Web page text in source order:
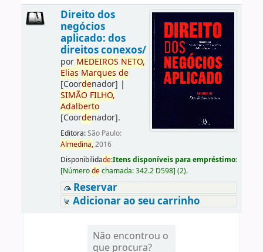
Direito dos
negócios
aplicado: dos
direitos conexos/
por MEDEIROS NETO,
Elias Marques de
[Coordenador] |
SIMÃO FILHO,
Adalberto
[Coordenador].
Editora:São Paulo:
Almedina,2016
Disponibilidade:Itens disponíveis para empréstimo:
[Númerodechamada:342.2 D598] (2).
Reservar
Adicionar ao seu carrinho
Não encontrou o
que procura?